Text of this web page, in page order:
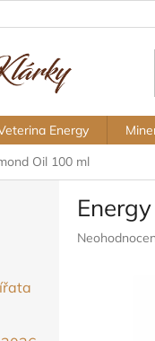
Energy
Oil 100 ml
Průměrné